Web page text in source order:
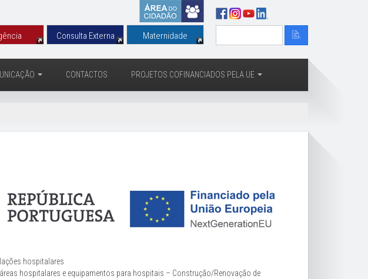
Consulta Externa Maternidade
CONTACTOS PROJETOS COFINANCIADOS PELA UE
hospitalares
hospitalares e equipamentos para hospitais – Construção/Renovação de